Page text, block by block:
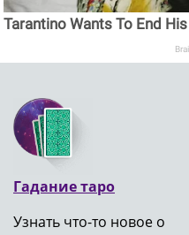
Tarantino Wants To End
Гадание таро
Узнать что-то новое о